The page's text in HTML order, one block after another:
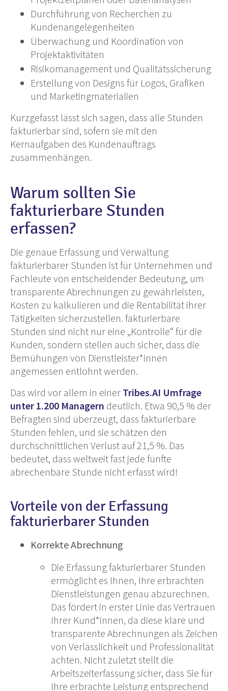
Durchführung von Recherchen zu
Kundenangelegenheiten
Überwachung und Koordination von
Projektaktivitäten
Risikomanagement und Qualitätssicherung
Erstellung von Designs für Logos, Grafiken
und Marketingmaterialien
Kurzgefasst lässt sich sagen, dass alle Stunden
fakturierbar sind, sofern sie mit den
Kernaufgaben des Kundenauftrags
zusammenhängen.
Warum sollten Sie
fakturierbare Stunden
erfassen?
Die genaue Erfassung und Verwaltung
fakturierbarer Stunden ist für Unternehmen und
Fachleute von entscheidender Bedeutung, um
transparente Abrechnungen zu gewährleisten,
Kosten zu kalkulieren und die Rentabilität ihrer
Tätigkeiten sicherzustellen. fakturierbare
Stunden sind nicht nur eine „Kontrolle“ für die
Kunden, sondern stellen auch sicher, dass die
Bemühungen von Dienstleister*innen
angemessen entlohnt werden.
Das wird vor allem in einer Tribes.AI Umfrage
unter 1.200 Managern deutlich. Etwa 90,5 % der
Befragten sind überzeugt, dass fakturierbare
Stunden fehlen, und sie schätzen den
durchschnittlichen Verlust auf 21,5 %. Das
bedeutet, dass weltweit fast jede fünfte
abrechenbare Stunde nicht erfasst wird!
Vorteile von der Erfassung
fakturierbarer Stunden
Korrekte Abrechnung
Die Erfassung fakturierbarer Stunden
ermöglicht es Ihnen, Ihre erbrachten
Dienstleistungen genau abzurechnen.
Das fördert in erster Linie das Vertrauen
Ihrer Kund*innen, da diese klare und
transparente Abrechnungen als Zeichen
von Verlässlichkeit und Professionalität
achten. Nicht zuletzt stellt die
Arbeitszeiterfassung sicher, dass Sie für
Ihre erbrachte Leistung entsprechend